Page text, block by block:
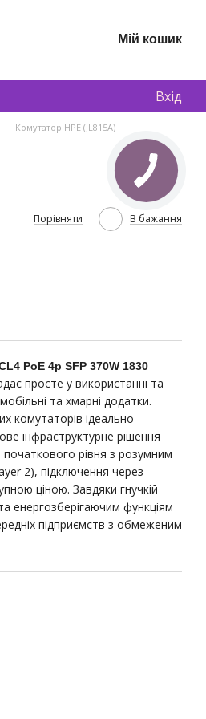
Мій кошик
Вхід
Комутатор HPE (JL815A)
Порівняти В бажання
PoE 4p SFP 370W 1830
просте у використанні та
та хмарні додатки.
комутаторів ідеально
інфраструктурне рішення
рівня з розумним
2), підключення через
ціною. Завдяки гнучкій
енергозберігаючим функціям
підприємств з обмеженим